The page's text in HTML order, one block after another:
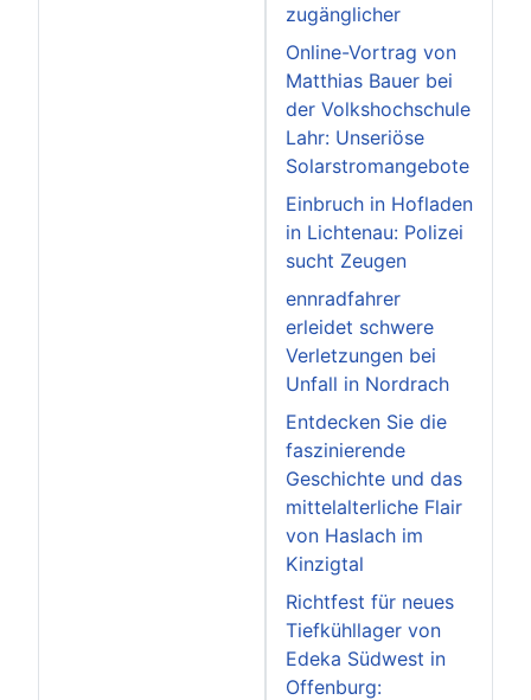
zugänglicher
Online-Vortrag von
Matthias Bauer bei
der Volkshochschule
Lahr: Unseriöse
Solarstromangebote
Einbruch in Hofladen
in Lichtenau: Polizei
sucht Zeugen
ennradfahrer
erleidet schwere
Verletzungen bei
Unfall in Nordrach
Entdecken Sie die
faszinierende
Geschichte und das
mittelalterliche Flair
von Haslach im
Kinzigtal
Richtfest für neues
Tiefkühllager von
Edeka Südwest in
Offenburg: